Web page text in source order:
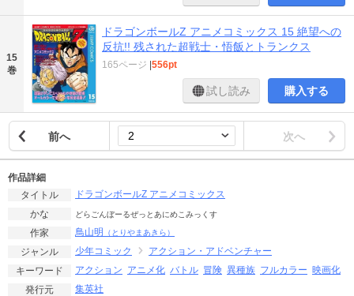
15
巻
ドラゴンボールZ アニメコミックス 15 絶望への
反抗!! 残された超戦士・悟飯とトランクス
165ページ |556pt
試し読み 購入する
前へ 次へ
作品詳細
タイトル
ドラゴンボールZ アニメコミックス
かな
どらごんぼーるぜっとあにめこみっくす
作家 鳥山明 （とりやまあきら）
ジャンル 少年コミック
アクション・アドベンチャー
キーワード
アクション アニメ化 バトル 冒険 異種族 フルカラー 映画化
発行元
集英社